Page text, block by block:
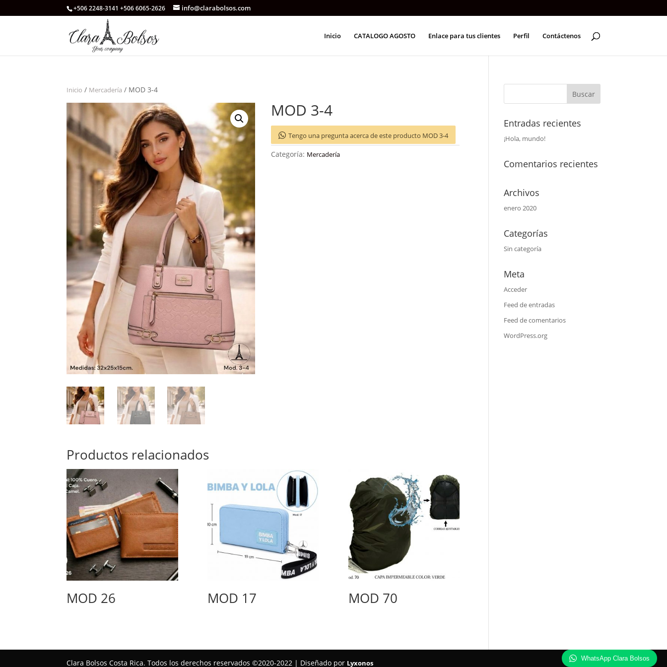
+506 2248-3141 +506 6065-2626 info@clarabolsos.com
Inicio CATALOGO AGOSTO Enlace para tus clientes Perfil Contáctenos
Inicio / Mercadería / MOD 3-4
MOD 3-4
Tengo una pregunta acerca de este producto MOD 3-4
Categoría: Mercadería
Productos relacionados
MOD 26 MOD 17 MOD 70
Entradas recientes
¡Hola, mundo!
Comentarios recientes
Archivos
enero 2020
Categorías
Sin categoría
Meta
Acceder
Feed de entradas
Feed de comentarios
WordPress.org
Clara Bolsos Costa Rica. Todos los derechos reservados ©2020-2022 | Diseñado por Lyxonos
WhatsApp Clara Bolsos